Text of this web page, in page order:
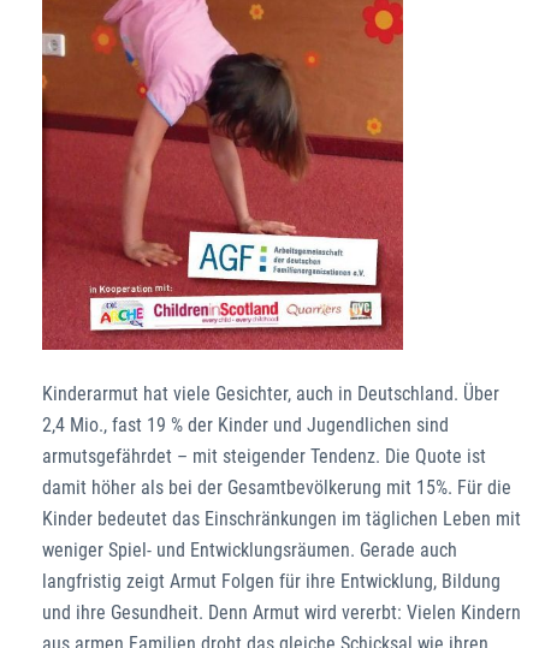
Kinderarmut hat viele Gesichter, auch in Deutschland. Über
2,4 Mio., fast 19 % der Kinder und Jugendlichen sind
armutsgefährdet – mit steigender Tendenz. Die Quote ist
damit höher als bei der Gesamtbevölkerung mit 15%. Für die
Kinder bedeutet das Einschränkungen im täglichen Leben mit
weniger Spiel- und Entwicklungsräumen. Gerade auch
langfristig zeigt Armut Folgen für ihre Entwicklung, Bildung
und ihre Gesundheit. Denn Armut wird vererbt: Vielen Kindern